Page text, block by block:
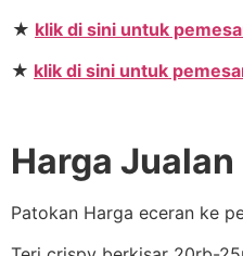
★ klik di sini untuk
★ klik di sini untuk
Harga Jualan
Patokan Harga eceran ke